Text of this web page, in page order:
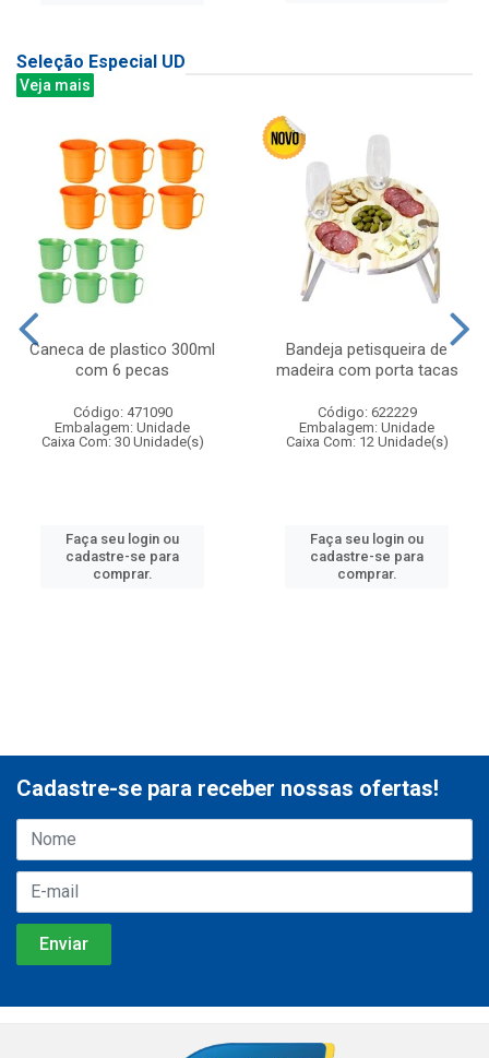
Seleção Especial UD
Veja mais
Caneca de plastico 300ml
com 6 pecas
Código: 471090
Embalagem: Unidade
Caixa Com: 30 Unidade(s)
Faça seu login ou
cadastre-se para
comprar.
Bandeja petisqueira de
madeira com porta tacas
Código: 622229
Embalagem: Unidade
Caixa Com: 12 Unidade(s)
Faça seu login ou
cadastre-se para
comprar.
Cadastre-se para receber nossas ofertas!